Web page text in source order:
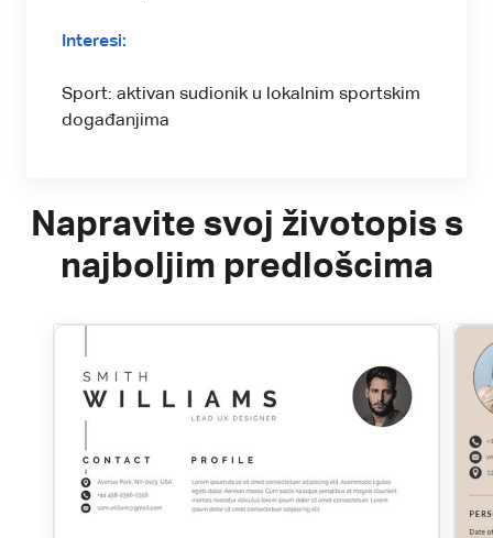
Interesi:
Sport: aktivan sudionik u lokalnim sportskim
događanjima
Napravite svoj životopis s
najboljim predlošcima